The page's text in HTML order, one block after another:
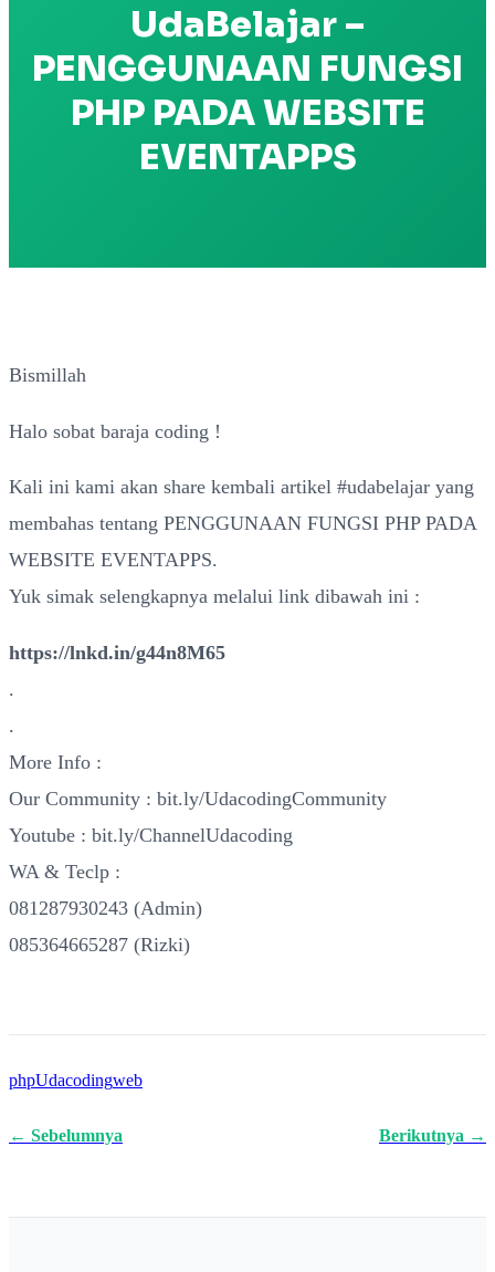
UdaBelajar –
PENGGUNAAN FUNGSI
PHP PADA WEBSITE
EVENTAPPS
Bismillah
Halo sobat baraja coding !
Kali ini kami akan share kembali artikel #udabelajar yang
membahas tentang PENGGUNAAN FUNGSI PHP PADA
WEBSITE EVENTAPPS.
Yuk simak selengkapnya melalui link dibawah ini :
https://lnkd.in/g44n8M65
.
.
More Info :
Our Community : bit.ly/UdacodingCommunity
Youtube : bit.ly/ChannelUdacoding
WA & Teclp :
081287930243 (Admin)
085364665287 (Rizki)
phpUdacodingweb
← Sebelumnya Berikutnya →